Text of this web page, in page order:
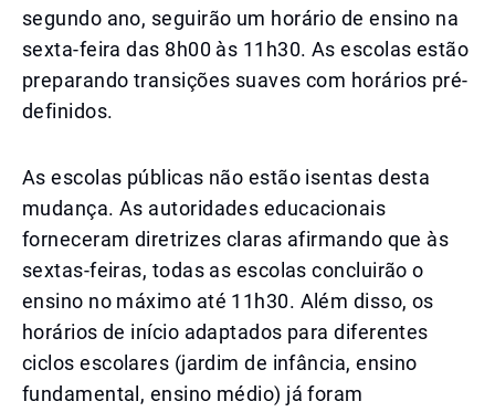
segundo ano, seguirão um horário de ensino na
sexta-feira das 8h00 às 11h30. As escolas estão
preparando transições suaves com horários pré-
definidos.
As escolas públicas não estão isentas desta
mudança. As autoridades educacionais
forneceram diretrizes claras afirmando que às
sextas-feiras, todas as escolas concluirão o
ensino no máximo até 11h30. Além disso, os
horários de início adaptados para diferentes
ciclos escolares (jardim de infância, ensino
fundamental, ensino médio) já foram